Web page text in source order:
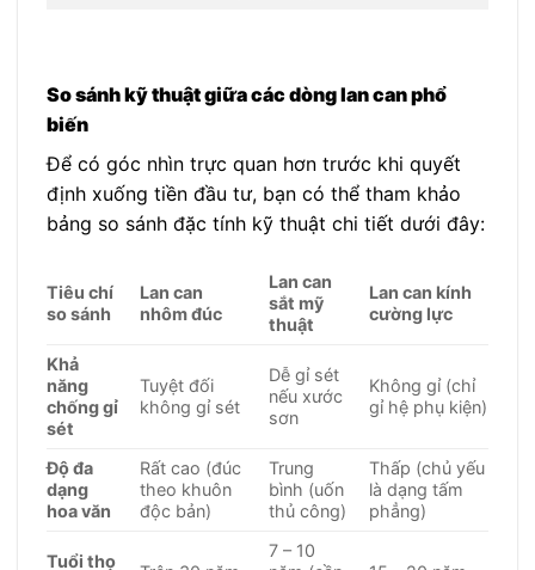
So sánh kỹ thuật giữa các dòng lan can phổ
biến
Để có góc nhìn trực quan hơn trước khi quyết
định xuống tiền đầu tư, bạn có thể tham khảo
bảng so sánh đặc tính kỹ thuật chi tiết dưới đây:
Tiêu chí
so sánh
Lan can
nhôm đúc
Lan can
sắt mỹ
thuật
Lan can kính
cường lực
Khả
năng
chống gỉ
sét
Tuyệt đối
không gỉ sét
Dễ gỉ sét
nếu xước
sơn
Không gỉ (chỉ
gỉ hệ phụ kiện)
Độ đa
dạng
hoa văn
Rất cao (đúc
theo khuôn
độc bản)
Trung
bình (uốn
thủ công)
Thấp (chủ yếu
là dạng tấm
phẳng)
Tuổi thọ
7 – 10